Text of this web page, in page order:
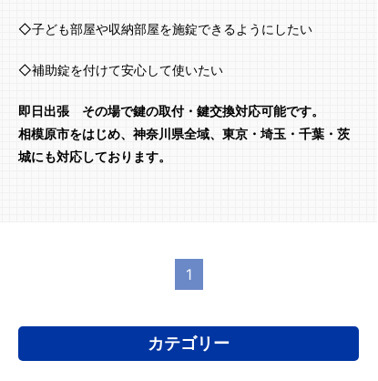
◇子ども部屋や収納部屋を施錠できるようにしたい
◇補助錠を付けて安心して使いたい
即日出張 その場で鍵の取付・鍵交換対応可能です。
相模原市をはじめ、神奈川県全域、東京・埼玉・千葉・茨
城にも対応しております。
1
カテゴリー